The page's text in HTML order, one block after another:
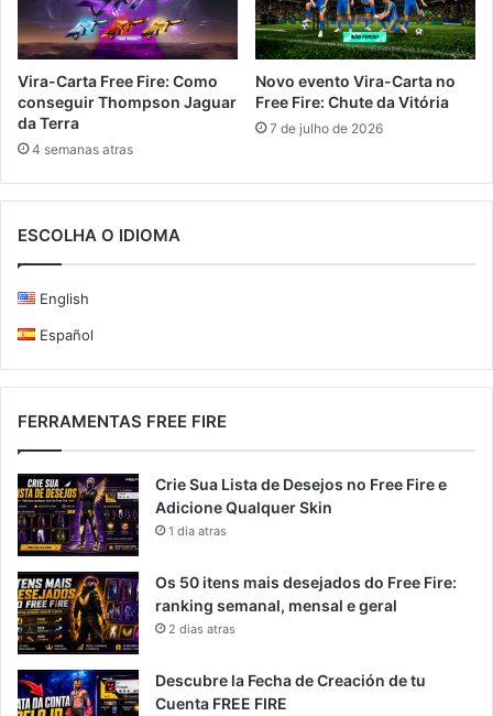
Vira-Carta Free Fire: Como
conseguir Thompson Jaguar
da Terra
4 semanas atras
Novo evento Vira-Carta no
Free Fire: Chute da Vitória
7 de julho de 2026
ESCOLHA O IDIOMA
English
Español
FERRAMENTAS FREE FIRE
Crie Sua Lista de Desejos no Free Fire e
Adicione Qualquer Skin
1 dia atras
Os 50 itens mais desejados do Free Fire:
ranking semanal, mensal e geral
2 dias atras
Descubre la Fecha de Creación de tu
Cuenta FREE FIRE